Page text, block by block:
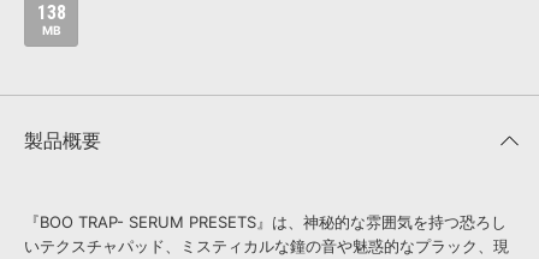
SLS
138
MB
製品概要
『BOO TRAP- SERUM PRESETS』は、神秘的な雰囲気を持つ恐ろし
いテクスチャパッド、ミスティカルな鐘の音や魅惑的なプラック、現